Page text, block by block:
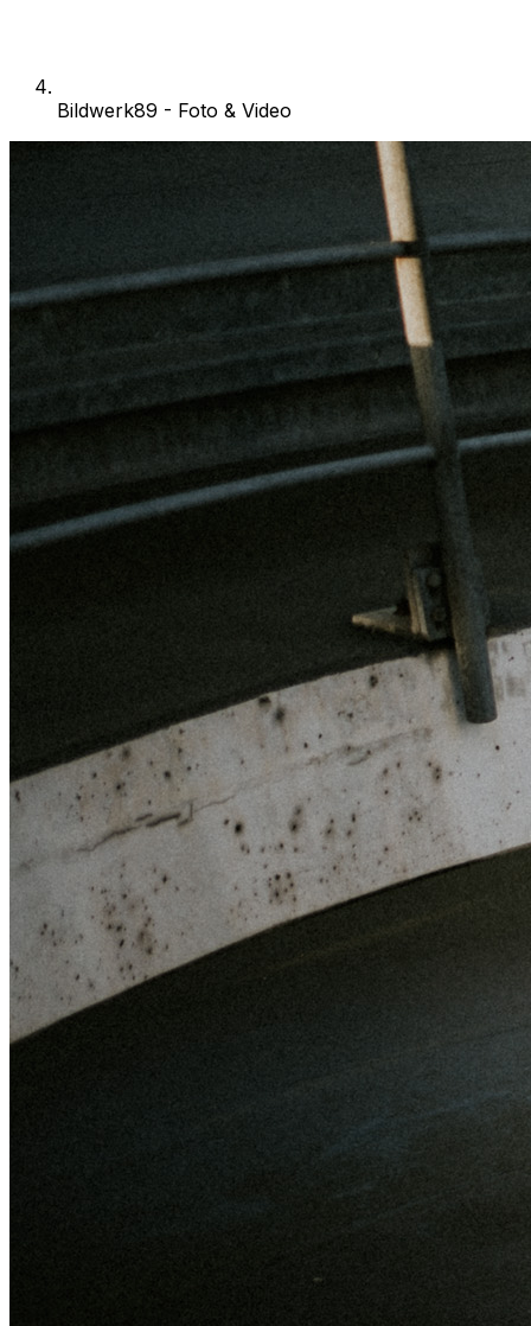
Bildwerk89 - Foto & Video